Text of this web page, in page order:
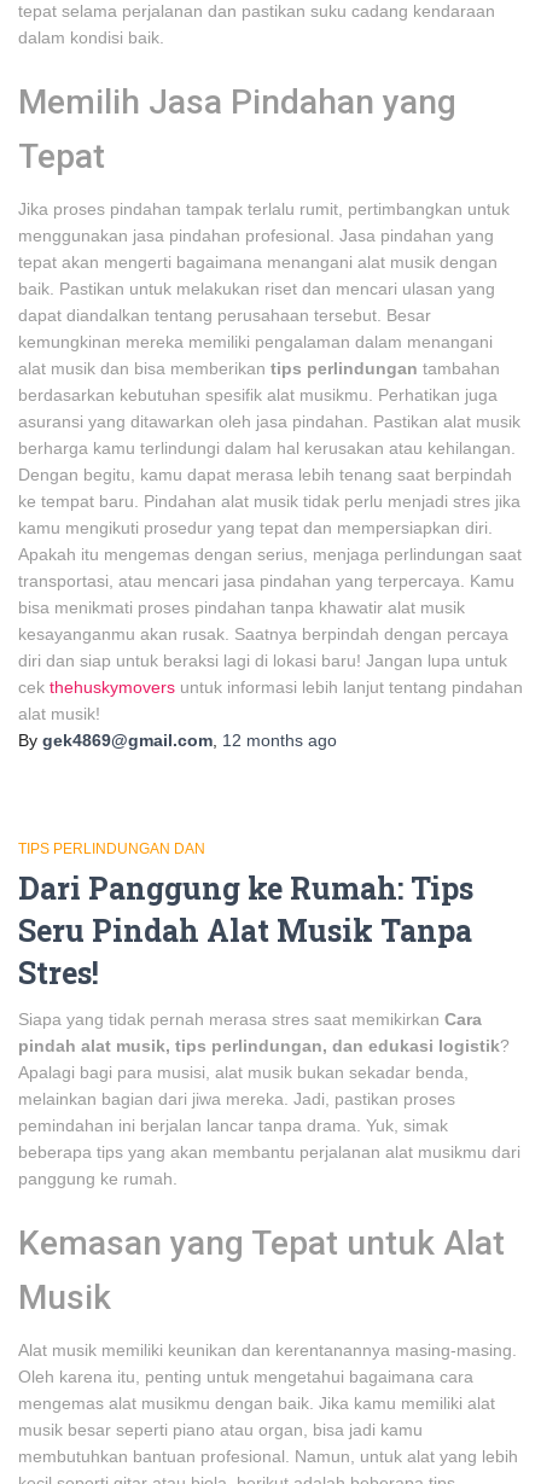
tepat selama perjalanan dan pastikan suku cadang kendaraan
dalam kondisi baik.
Memilih Jasa Pindahan yang
Tepat
Jika proses pindahan tampak terlalu rumit, pertimbangkan untuk
menggunakan jasa pindahan profesional. Jasa pindahan yang
tepat akan mengerti bagaimana menangani alat musik dengan
baik. Pastikan untuk melakukan riset dan mencari ulasan yang
dapat diandalkan tentang perusahaan tersebut. Besar
kemungkinan mereka memiliki pengalaman dalam menangani
alat musik dan bisa memberikan tips perlindungan tambahan
berdasarkan kebutuhan spesifik alat musikmu. Perhatikan juga
asuransi yang ditawarkan oleh jasa pindahan. Pastikan alat musik
berharga kamu terlindungi dalam hal kerusakan atau kehilangan.
Dengan begitu, kamu dapat merasa lebih tenang saat berpindah
ke tempat baru. Pindahan alat musik tidak perlu menjadi stres jika
kamu mengikuti prosedur yang tepat dan mempersiapkan diri.
Apakah itu mengemas dengan serius, menjaga perlindungan saat
transportasi, atau mencari jasa pindahan yang terpercaya. Kamu
bisa menikmati proses pindahan tanpa khawatir alat musik
kesayanganmu akan rusak. Saatnya berpindah dengan percaya
diri dan siap untuk beraksi lagi di lokasi baru! Jangan lupa untuk
cek thehuskymovers untuk informasi lebih lanjut tentang pindahan
alat musik!
By gek4869@gmail.com 12 months ago
TIPS PERLINDUNGAN DAN
Dari Panggung ke Rumah: Tips
Seru Pindah Alat Musik Tanpa
Stres!
Siapa yang tidak pernah merasa stres saat memikirkan Cara
pindah alat musik, tips perlindungan, dan edukasi logistik?
Apalagi bagi para musisi, alat musik bukan sekadar benda,
melainkan bagian dari jiwa mereka. Jadi, pastikan proses
pemindahan ini berjalan lancar tanpa drama. Yuk, simak
beberapa tips yang akan membantu perjalanan alat musikmu dari
panggung ke rumah.
Kemasan yang Tepat untuk Alat
Musik
Alat musik memiliki keunikan dan kerentanannya masing-masing.
Oleh karena itu, penting untuk mengetahui bagaimana cara
mengemas alat musikmu dengan baik. Jika kamu memiliki alat
musik besar seperti piano atau organ, bisa jadi kamu
membutuhkan bantuan profesional. Namun, untuk alat yang lebih